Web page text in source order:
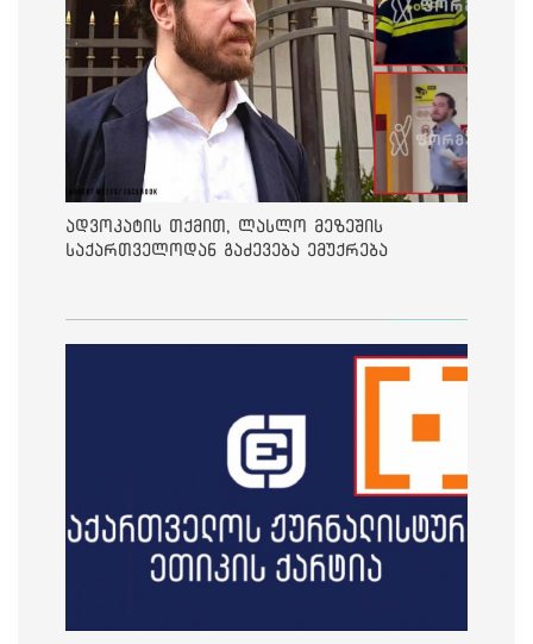
ადვოკატის თქმით, ლასლო მეზეშის
საქართველოდან გაძევება ემუქრება